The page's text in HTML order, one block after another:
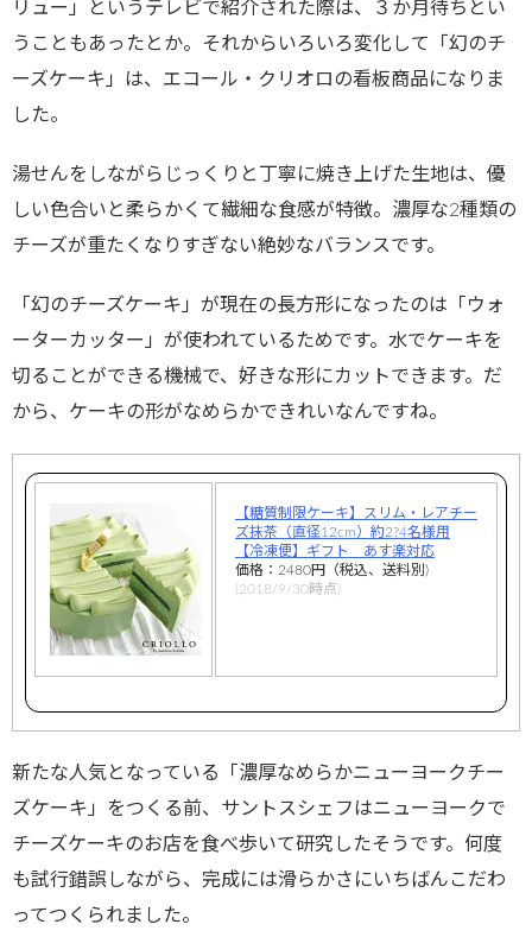
リュー」というテレビで紹介された際は、３か月待ちとい
うこともあったとか。それからいろいろ変化して「幻のチ
ーズケーキ」は、エコール・クリオロの看板商品になりま
した。
湯せんをしながらじっくりと丁寧に焼き上げた生地は、優
しい色合いと柔らかくて繊細な食感が特徴。濃厚な2種類の
チーズが重たくなりすぎない絶妙なバランスです。
「幻のチーズケーキ」が現在の長方形になったのは「ウォ
ーターカッター」が使われているためです。水でケーキを
切ることができる機械で、好きな形にカットできます。だ
から、ケーキの形がなめらかできれいなんですね。
【糖質制限ケーキ】スリム・レアチー
ズ抹茶（直径12cm）約2?4名様用
【冷凍便】ギフト あす楽対応
価格：2480円（税込、送料別)
(2018/9/30時点)
新たな人気となっている「濃厚なめらかニューヨークチー
ズケーキ」をつくる前、サントスシェフはニューヨークで
チーズケーキのお店を食べ歩いて研究したそうです。何度
も試行錯誤しながら、完成には滑らかさにいちばんこだわ
ってつくられました。